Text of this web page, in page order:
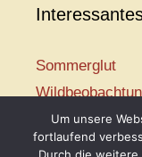
Sommerglut
Mir ist so heiß
Mission:
Um unsere
fortlaufend